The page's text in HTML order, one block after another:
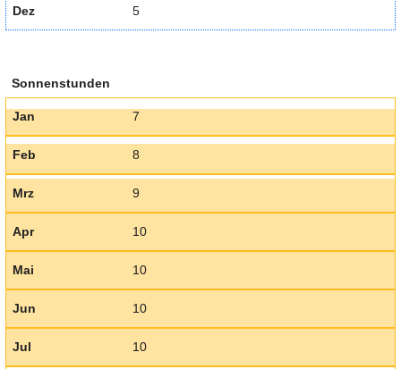
Dez 5
Sonnenstunden
Jan 7
Feb 8
Mrz 9
Apr 10
Mai 10
Jun 10
Jul 10